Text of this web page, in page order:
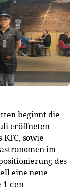
beginnt die
eröffneten
sowie
im
des
eine neue
1 den